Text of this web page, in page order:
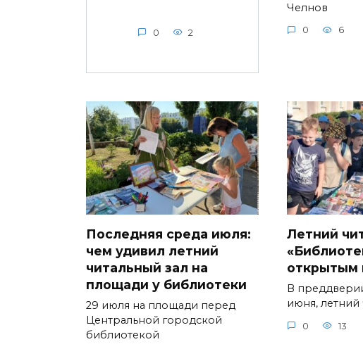
0 2
Челнов
0 6
Последняя среда июля:
чем удивил летний
читальный зал на
площади у библиотеки
29 июля на площади перед
Центральной городской
библиотекой
Летний
открытым
В
июня, летний
0 13